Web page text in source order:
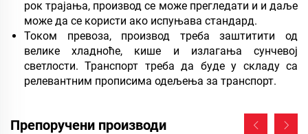
рок трајања, производ се може прегледати и и даље
може да се користи ако испуњава стандард.
Током превоза, производ треба заштитити од
велике хладноће, кише и излагања сунчевој
светлости. Транспорт треба да буде у складу са
релевантним прописима одељења за транспорт.
Препоручени производи